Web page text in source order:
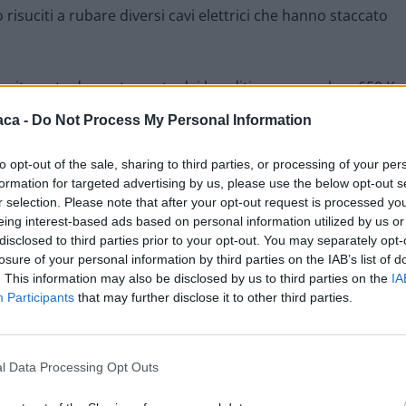
- Do Not Process My Personal Information
opt-out of the sale, sharing to third parties, or processing of your
for targeted advertising by us, please use the below opt-out
selection. Please note that after your opt-out request is processed
interest-based ads based on personal information utilized by us
to third parties prior to your opt-out. You may separately
of your personal information by third parties on the IAB’s list of
This information may also be disclosed by us to third parties on the
Participants that may further disclose it to other third parties.
Data Processing Opt Outs
a rubare diversi cavi elettrici che hanno staccato
ritrovate due auto usate dai banditi con sopra ben 650 Kg
restituiti al direttore della fabbrica svegliato in piena
arnesi da scasso, posti sotto sequestro insieme alla
anche i tecnici dell’Enel per riparare il guasto.
ma avrebbero potuto essere ancora più ingenti se i
intervenuti ed avessero dato subito